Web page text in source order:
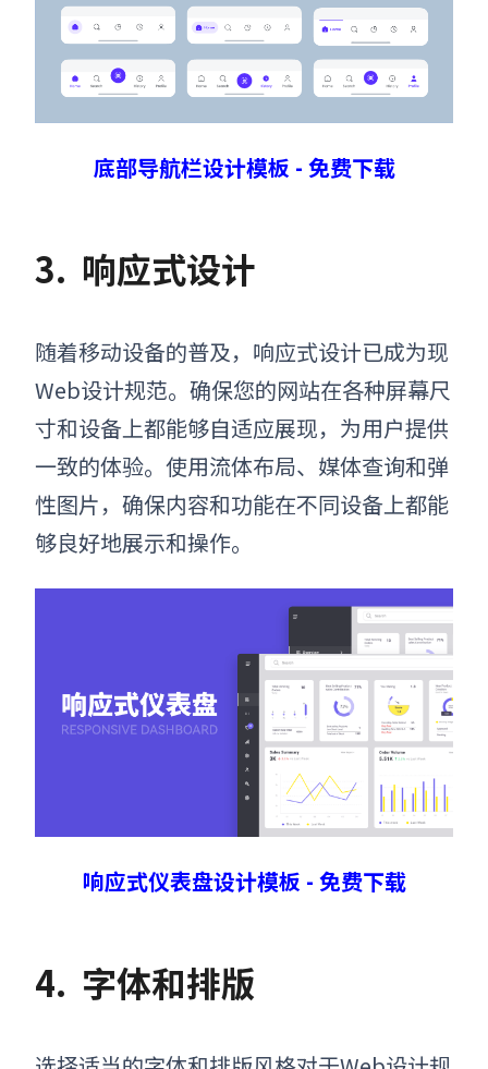
底部导航栏设计模板 - 免费下载
3. 响应式设计
随着移动设备的普及，响应式设计已成为现
Web设计规范。确保您的网站在各种屏幕尺
寸和设备上都能够自适应展现，为用户提供
一致的体验。使用流体布局、媒体查询和弹
性图片，确保内容和功能在不同设备上都能
够良好地展示和操作。
响应式仪表盘设计模板 - 免费下载
4. 字体和排版